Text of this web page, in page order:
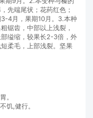
先端尾状；花药红色；
4月，果期10月。3.本种
锯齿，中部以上浅裂，
缢缩，较果长2-3倍，外
柔毛，上部浅裂。坚果
。
饥,健行。